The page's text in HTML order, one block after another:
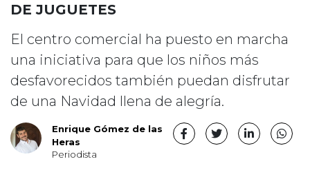
DE JUGUETES
El centro comercial ha puesto en marcha
una iniciativa para que los niños más
desfavorecidos también puedan disfrutar
de una Navidad llena de alegría.
Enrique Gómez de las
Heras
Periodista